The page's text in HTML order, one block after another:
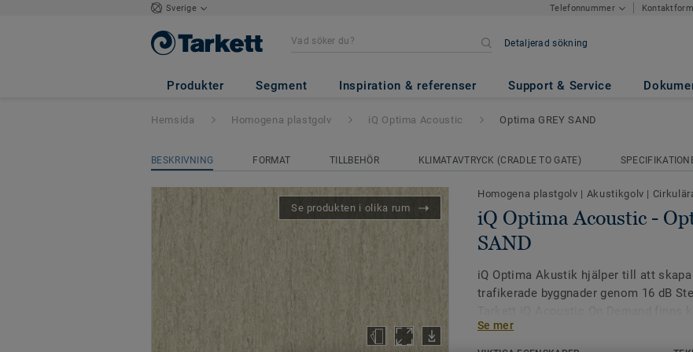
Sverige Telefonnummer
Detaljerad sökning
Produkter Segment Inspiration & referenser Support & Service
iQ Optima Acoustic - Optima GREY SAND
Hemsida Homogena plastgolv iQ Optima Acoustic Optima GREY SAND
BESKRIVNING FORMAT TILLBEHÖR KLIMATAVTRYCK (CRADLE TO GATE)
Se produkten i olika rum
Homogena plastgolv | Akustikgolv |
iQ Optima Acoustic -
SAND
iQ Optima Akustik hjälper till att
trafikerade byggnader genom 16 dB
tillgängliga i akustikutförande.
Se mer